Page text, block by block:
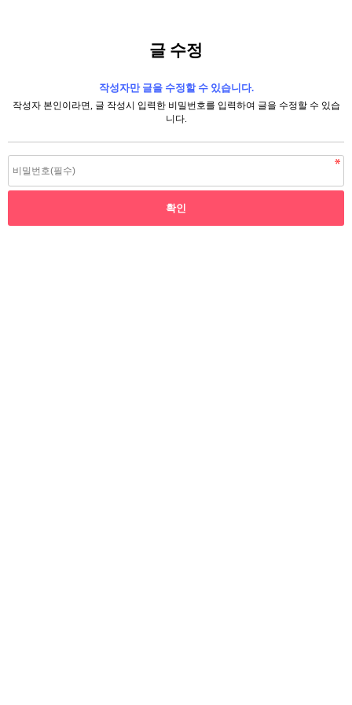
글 수정
작성자만 글을 수정할 수 있습니다.
작성자 본인이라면, 글 작성시 입력한 비밀번호를 입력하여 글을 수정할 수 있습
니다.